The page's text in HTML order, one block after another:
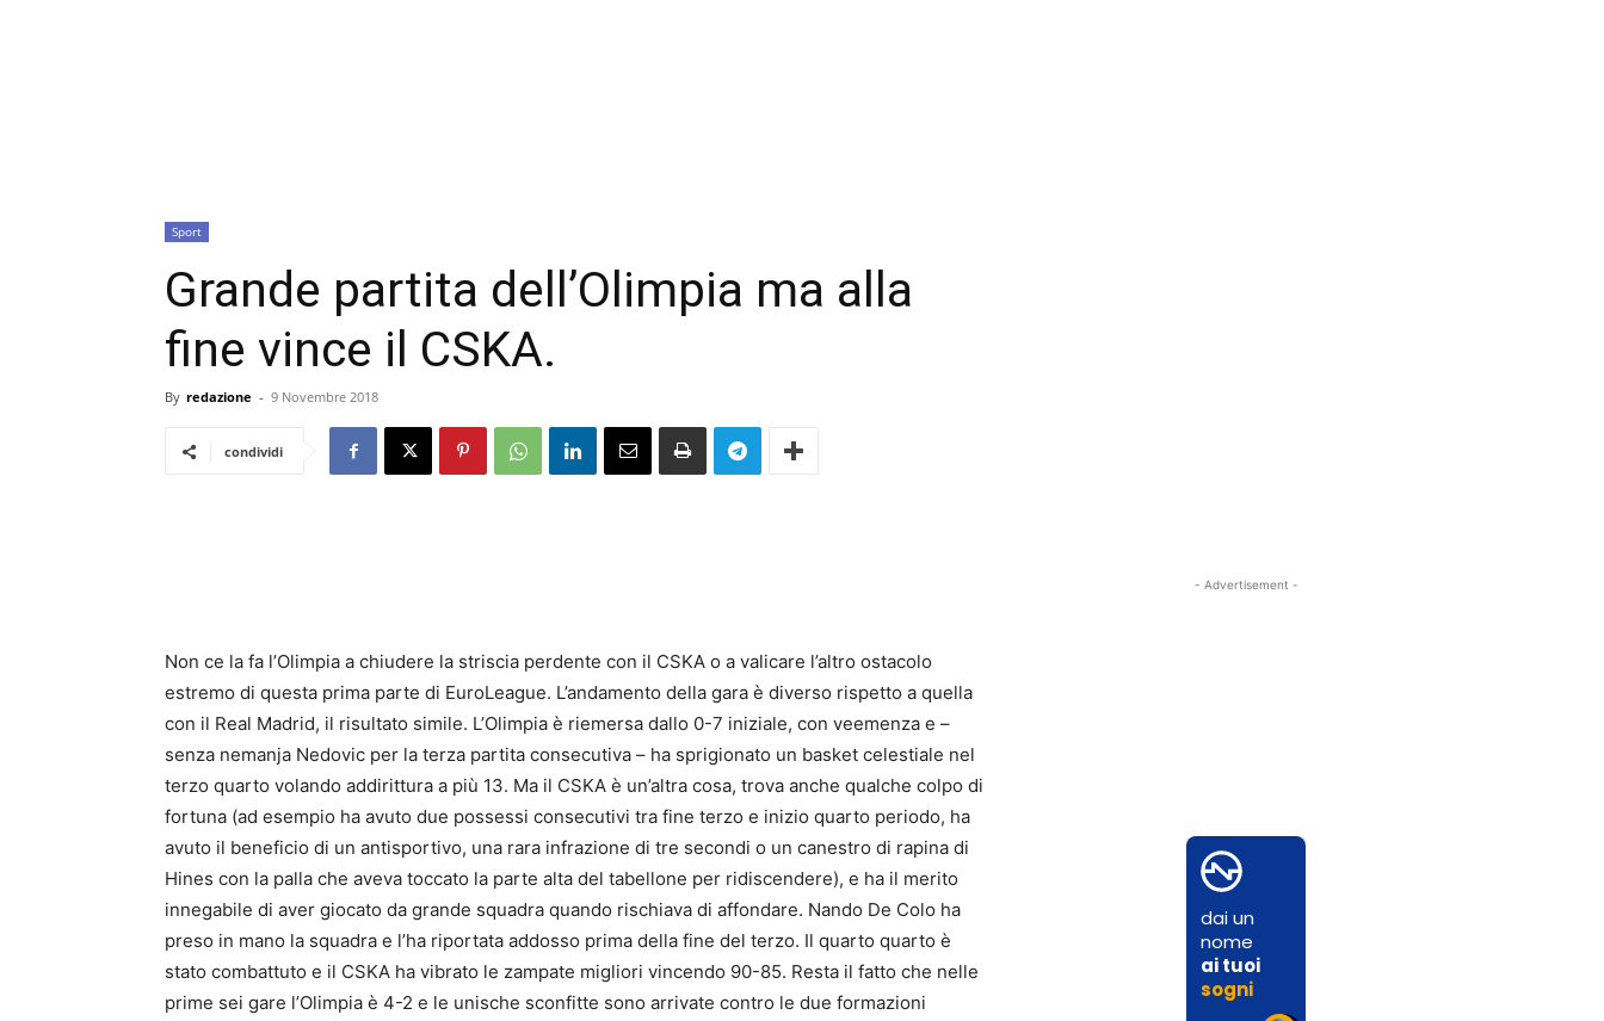
Sport
Grande partita dell’Olimpia ma alla
fine vince il CSKA.
By redazione - 9 Novembre 2018
condividi
Non ce la fa l’Olimpia a chiudere la striscia perdente con il CSKA o a valicare l’altro ostacolo
estremo di questa prima parte di EuroLeague. L’andamento della gara è diverso rispetto a quella
con il Real Madrid, il risultato simile. L’Olimpia è riemersa dallo 0-7 iniziale, con veemenza e –
senza nemanja Nedovic per la terza partita consecutiva – ha sprigionato un basket celestiale nel
terzo quarto volando addirittura a più 13. Ma il CSKA è un’altra cosa, trova anche qualche colpo di
fortuna (ad esempio ha avuto due possessi consecutivi tra fine terzo e inizio quarto periodo, ha
avuto il beneficio di un antisportivo, una rara infrazione di tre secondi o un canestro di rapina di
Hines con la palla che aveva toccato la parte alta del tabellone per ridiscendere), e ha il merito
innegabile di aver giocato da grande squadra quando rischiava di affondare. Nando De Colo ha
preso in mano la squadra e l’ha riportata addosso prima della fine del terzo. Il quarto quarto è
stato combattuto e il CSKA ha vibrato le zampate migliori vincendo 90-85. Resta il fatto che nelle
prime sei gare l’Olimpia è 4-2 e le unische sconfitte sono arrivate contro le due formazioni
- Advertisement -